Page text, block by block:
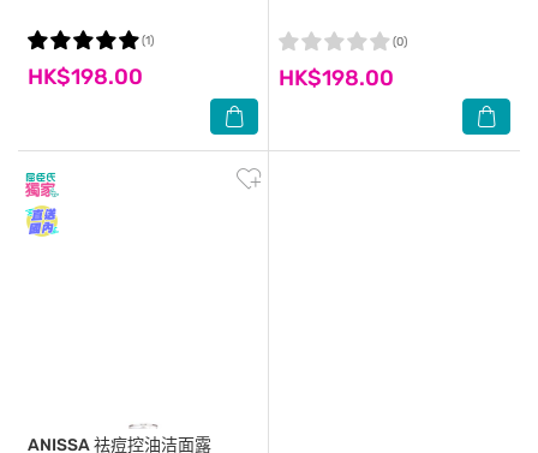
HK$198.00
(1)
HK$198.00
(0)
ANISSA祛痘控油洁面露